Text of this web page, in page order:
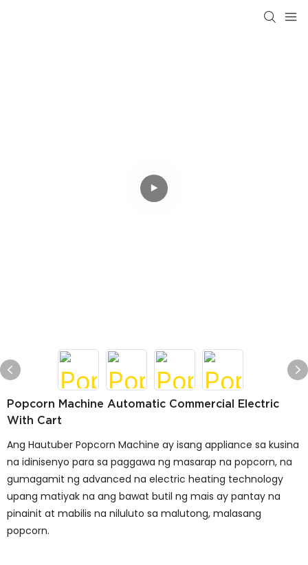
Popcorn Machine Automatic Commercial Electric
With Cart
Ang Hautuber Popcorn Machine ay isang appliance sa kusina
na idinisenyo para sa paggawa ng masarap na popcorn, na
gumagamit ng advanced na electric heating technology
upang matiyak na ang bawat butil ng mais ay pantay na
pinainit at mabilis na niluluto sa malutong, malasang
popcorn.